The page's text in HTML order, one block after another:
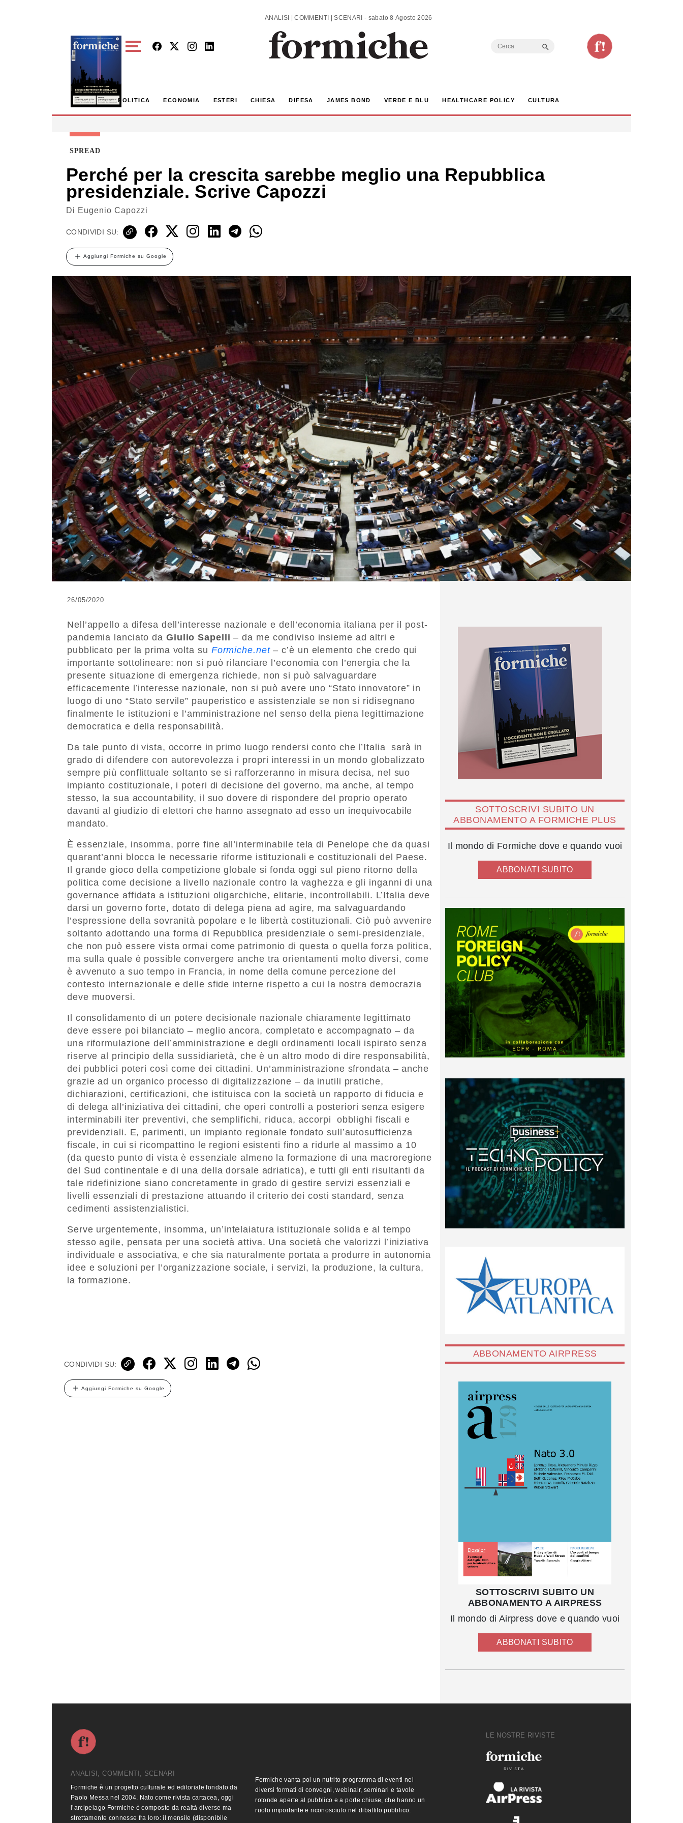
ANALISI | COMMENTI | SCENARI - sabato 8 Agosto 2026
Search
POLITICA ECONOMIA ESTERI CHIESA DIFESA JAMES BOND VERDE E BLU HEALTHCARE POLICY CULTURA
SPREAD
Perché per la crescita sarebbe meglio una Repubblica
presidenziale. Scrive Capozzi
Di Eugenio Capozzi
CONDIVIDI SU:
Aggiungi Formiche su Google
26/05/2020
Nell’appello a difesa dell’interesse nazionale e dell’economia italiana per il post-
pandemia lanciato da Giulio Sapelli – da me condiviso insieme ad altri e
pubblicato per la prima volta su Formiche.net– c’è un elemento che credo qui
importante sottolineare: non si può rilanciare l’economia con l’energia che la
presente situazione di emergenza richiede, non si può salvaguardare
efficacemente l’interesse nazionale, non si può avere uno “Stato innovatore” in
luogo di uno “Stato servile” pauperistico e assistenziale se non si ridisegnano
finalmente le istituzioni e l’amministrazione nel senso della piena legittimazione
democratica e della responsabilità.
Da tale punto di vista, occorre in primo luogo rendersi conto che l’Italia sarà in
grado di difendere con autorevolezza i propri interessi in un mondo globalizzato
sempre più conflittuale soltanto se si rafforzeranno in misura decisa, nel suo
impianto costituzionale, i poteri di decisione del governo, ma anche, al tempo
stesso, la sua accountability, il suo dovere di rispondere del proprio operato
davanti al giudizio di elettori che hanno assegnato ad esso un inequivocabile
mandato.
È essenziale, insomma, porre fine all’interminabile tela di Penelope che da quasi
quarant’anni blocca le necessarie riforme istituzionali e costituzionali del Paese.
Il grande gioco della competizione globale si fonda oggi sul pieno ritorno della
politica come decisione a livello nazionale contro la vaghezza e gli inganni di una
governance affidata a istituzioni oligarchiche, elitarie, incontrollabili. L’Italia deve
darsi un governo forte, dotato di delega piena ad agire, ma salvaguardando
l’espressione della sovranità popolare e le libertà costituzionali. Ciò può avvenire
soltanto adottando una forma di Repubblica presidenziale o semi-presidenziale,
che non può essere vista ormai come patrimonio di questa o quella forza politica,
ma sulla quale è possible convergere anche tra orientamenti molto diversi, come
è avvenuto a suo tempo in Francia, in nome della comune percezione del
contesto internazionale e delle sfide interne rispetto a cui la nostra democrazia
deve muoversi.
Il consolidamento di un potere decisionale nazionale chiaramente legittimato
deve essere poi bilanciato – meglio ancora, completato e accompagnato – da
una riformulazione dell’amministrazione e degli ordinamenti locali ispirato senza
riserve al principio della sussidiarietà, che è un altro modo di dire responsabilità,
dei pubblici poteri così come dei cittadini. Un’amministrazione sfrondata – anche
grazie ad un organico processo di digitalizzazione – da inutili pratiche,
dichiarazioni, certificazioni, che istituisca con la società un rapporto di fiducia e
di delega all’iniziativa dei cittadini, che operi controlli a posteriori senza esigere
interminabili iter preventivi, che semplifichi, riduca, accorpi obblighi fiscali e
previdenziali. E, parimenti, un impianto regionale fondato sull’autosufficienza
fiscale, in cui si ricompattino le regioni esistenti fino a ridurle al massimo a 10
(da questo punto di vista è essenziale almeno la formazione di una macroregione
del Sud continentale e di una della dorsale adriatica), e tutti gli enti risultanti da
tale ridefinizione siano concretamente in grado di gestire servizi essenziali e
livelli essenziali di prestazione attuando il criterio dei costi standard, senza
cedimenti assistenzialistici.
Serve urgentemente, insomma, un’intelaiatura istituzionale solida e al tempo
stesso agile, pensata per una società attiva. Una società che valorizzi l’iniziativa
individuale e associativa, e che sia naturalmente portata a produrre in autonomia
idee e soluzioni per l’organizzazione sociale, i servizi, la produzione, la cultura,
la formazione.
CONDIVIDI SU:
Aggiungi Formiche su Google
SOTTOSCRIVI SUBITO UN
ABBONAMENTO A FORMICHE PLUS
Il mondo di Formiche dove e quando vuoi
ABBONATI SUBITO
ABBONAMENTO AIRPRESS
SOTTOSCRIVI SUBITO UN
ABBONAMENTO A AIRPRESS
Il mondo di Airpress dove e quando vuoi
ABBONATI SUBITO
ANALISI, COMMENTI, SCENARI
Formiche è un progetto culturale ed editoriale fondato da
Paolo Messa nel 2004. Nato come rivista cartacea, oggi
l’arcipelago Formiche è composto da realtà diverse ma
strettamente connesse fra loro: il mensile (disponibile
Formiche vanta poi un nutrito programma di eventi nei
diversi formati di convegni, webinair, seminari e tavole
rotonde aperte al pubblico e a porte chiuse, che hanno un
ruolo importante e riconosciuto nel dibattito pubblico.
LE NOSTRE RIVISTE